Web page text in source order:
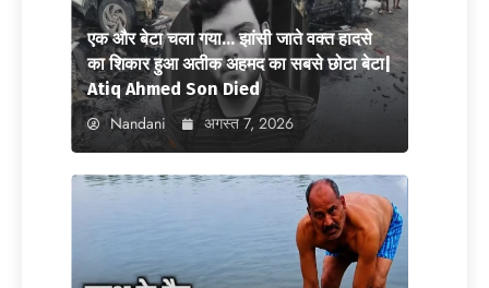
एक और बेटा चला गया… झांसी जाते वक्त हादसे
का शिकार हुआ अतीक अहमद का सबसे छोटा बेटा|
Atiq Ahmed Son Died
Nandani अगस्त 7, 2026